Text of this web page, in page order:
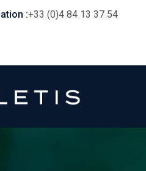
:+33 (0)4 84 13 37 54